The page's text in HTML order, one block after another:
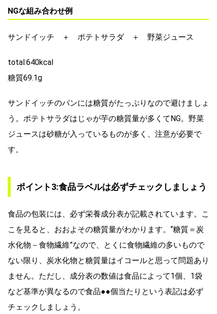
NGな組み合わせ例
サンドイッチ ＋ ポテトサラダ ＋ 野菜ジュース
total:640kcal
糖質69.1g
サンドイッチのパンには糖質がたっぷりなので避けましょ
う。ポテトサラダはじゃが芋の糖質量が多くてNG。野菜
ジュースは砂糖が入っているものが多く、注意が必要で
す。
ポイント3:食品ラベルは必ずチェックしましょう
食品の包装には、必ず栄養成分表が記載されています。こ
こを見ると、おおよその糖質量がわかります。“糖質＝炭
水化物－食物繊維”なので、とくに食物繊維の多いもので
ない限り、炭水化物と糖質量はイコールと思って問題あり
ません。ただし、成分表の数値は食品によって1個、1袋
など基準が異なるので食品●●個当たりという表記は必ず
チェックしましょう。